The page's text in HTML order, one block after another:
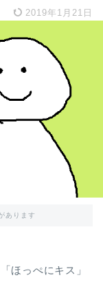
2019年1月21日
あります
ほっぺにキス」